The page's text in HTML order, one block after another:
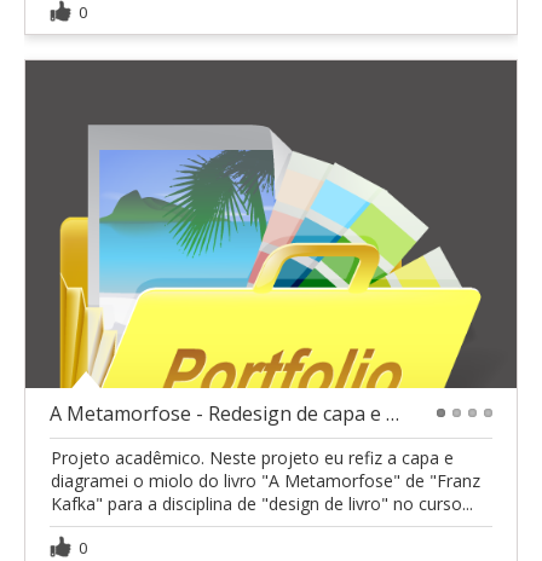
0
A Metamorfose - Redesign de capa e miolo
Projeto acadêmico. Neste projeto eu refiz a capa e
diagramei o miolo do livro "A Metamorfose" de "Franz
Kafka" para a disciplina de "design de livro" no curso...
0